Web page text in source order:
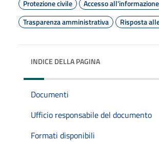
Protezione civile
Accesso all'informazione
Trasparenza amministrativa
Risposta
INDICE DELLA PAGINA
Documenti
Ufficio responsabile del documento
Formati disponibili